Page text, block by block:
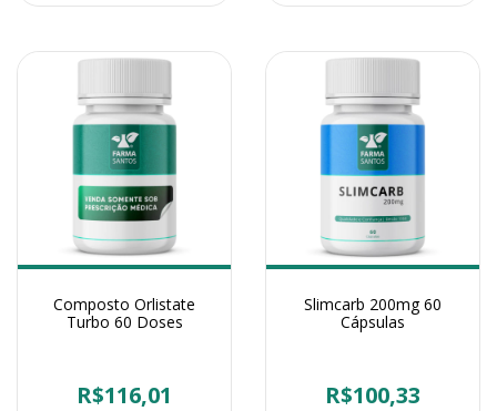
Composto Orlistate
Turbo 60 Doses
R$116,01
Slimcarb 200mg 60
Cápsulas
R$100,33